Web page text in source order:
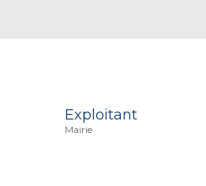
Exploitant
Mairie